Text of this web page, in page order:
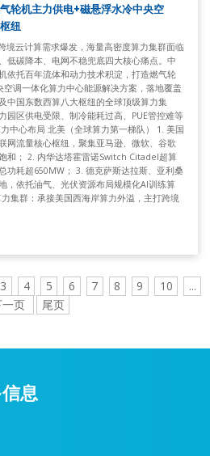
轮机主力供电+磁悬浮水冷中央空
纽
境云计算需求爆发，海量高密度算力集群面临
低碳降本、电网不稳兜底四大核心痛点。中
依托百年流体和动力技术积淀，打造燃气轮
调一体化算力中心能源解决方案，落地覆盖
中国东数西算八大枢纽的全球顶级算力集
园区供电受限、制冷能耗过高、PUE管控难等
中心布局 北美（全球算力第一梯队） 1. 美国
网流量核心枢纽，聚集亚马逊、微软、谷歌
和； 2. 内华达塔霍雷诺Switch Citadel超算
功耗超650MW； 3. 德克萨斯达拉斯、亚利桑
，依托油气、光伏资源布局规模化AI训练算
集群：承接美国西海岸算力外溢，主打跨境
3 4 5 6 7 8 9 10
...
一页
尾页
息